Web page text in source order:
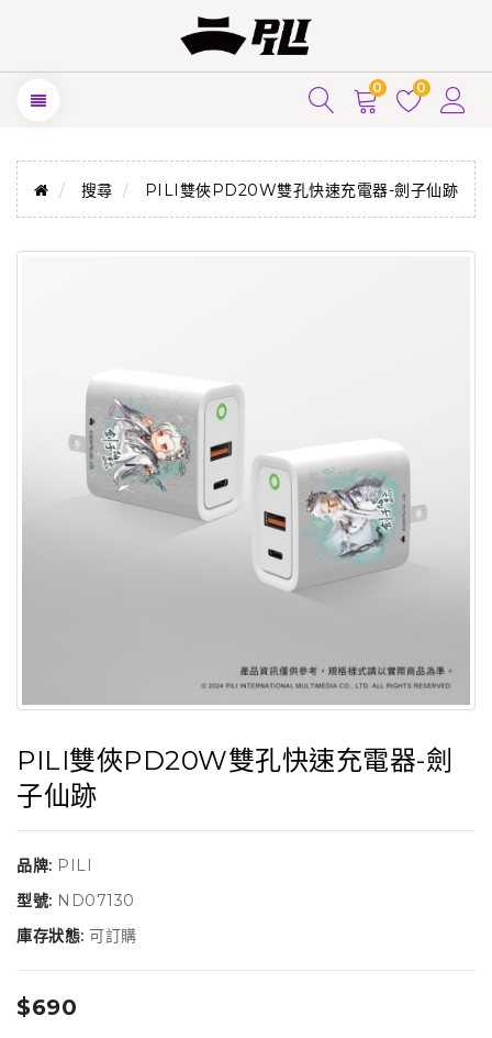
0 0
搜尋 PILI雙俠PD20W雙孔快速充電器-劍子仙跡
PILI雙俠PD20W雙孔快速充電器-劍
子仙跡
品牌: PILI
型號: ND07130
庫存狀態: 可訂購
$690